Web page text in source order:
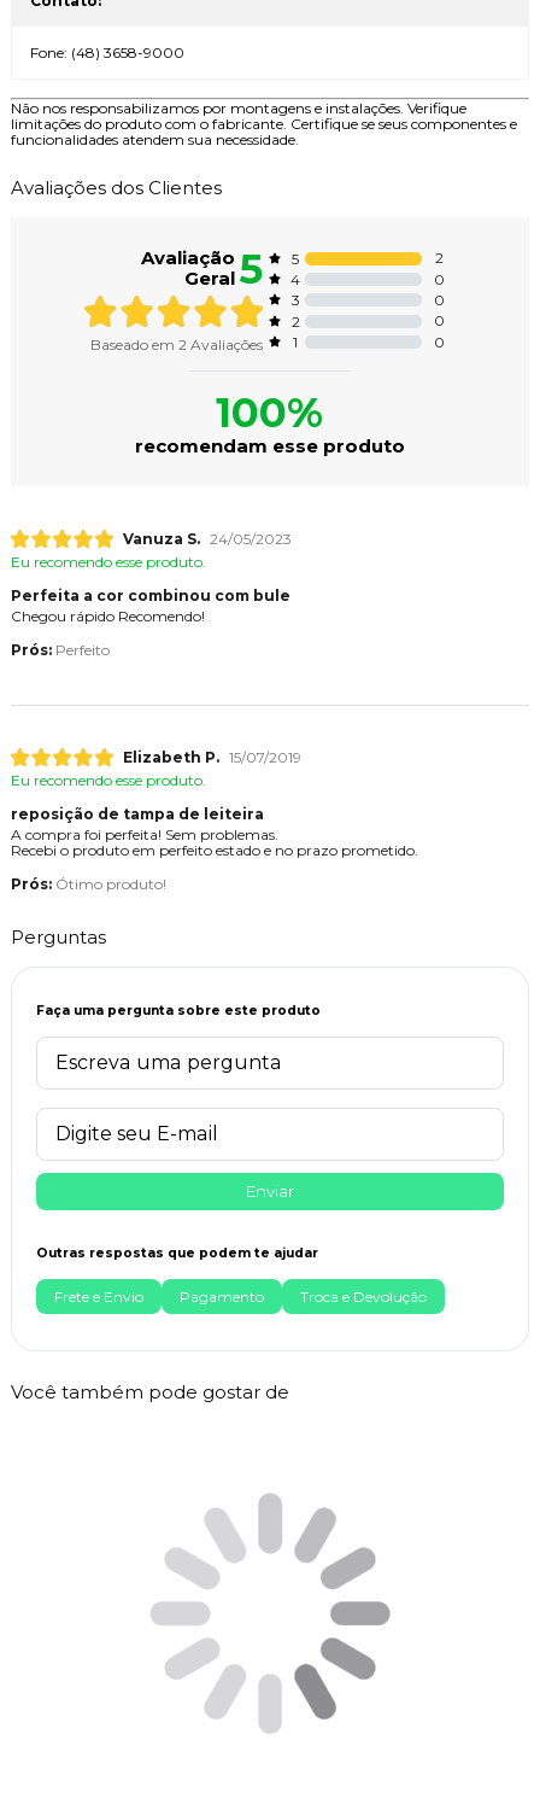
Fone: (48) 3658-9000
Não nos responsabilizamos por montagens e instalações. Verifique
limitações do produto com o fabricante. Certifique se seus componentes e
funcionalidades atendem sua necessidade.
Avaliações dos Clientes
Avaliação
Geral5
Baseado em 2Avaliações
5
2
4
0
3
0
2
0
1
0
100%
recomendam esse produto
Vanuza S. 24/05/2023
Eu recomendo esse produto.
Perfeita a cor combinou com bule
Chegou rápido Recomendo!
Prós: Perfeito
Elizabeth P. 15/07/2019
Eu recomendo esse produto.
reposição de tampa de leiteira
A compra foi perfeita! Sem problemas.
Recebi o produto em perfeito estado e no prazo prometido.
Prós: Ótimo produto!
Perguntas
Faça uma pergunta sobre este produto
Enviar
Outras respostas que podem te ajudar
Frete e Envio Pagamento Troca e Devolução
Você também pode gostar de